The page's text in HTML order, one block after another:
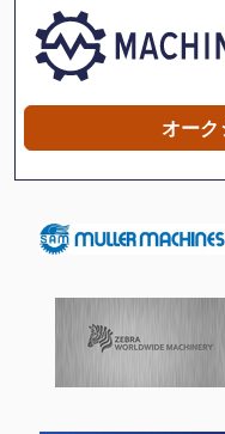
ファン 送風機
フォーク リフトの歯
フラット ベッド セミ
歯車 モーター
歯車測定機
オー